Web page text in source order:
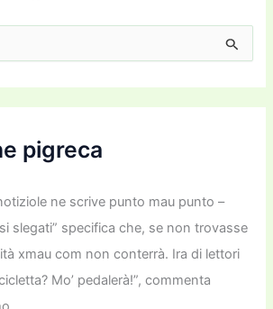
pigreca
ne scrive punto mau punto –
slegati” specifica che, se non trovasse
xmau com non conterrà. Ira di lettori
Mo’ pedalerà!”, commenta